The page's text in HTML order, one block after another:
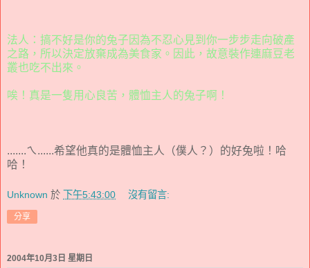
法人：搞不好是你的兔子因為不忍心見到你一步步走向破產
之路，所以決定放棄成為美食家。因此，故意裝作連麻豆老
叢也吃不出來。
唉！真是一隻用心良苦，體恤主人的兔子啊！
.......ㄟ......希望他真的是體恤主人（僕人？）的好兔啦！哈
哈！
Unknown 於 下午5:43:00 沒有留言:
分享
2004年10月3日 星期日